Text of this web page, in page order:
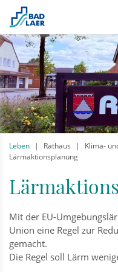
Leben Rathaus
Klima-
Lärmaktionsplanung
Mit der EU-
Union eine Regel zur
gemacht.
Die Regel soll Lärm